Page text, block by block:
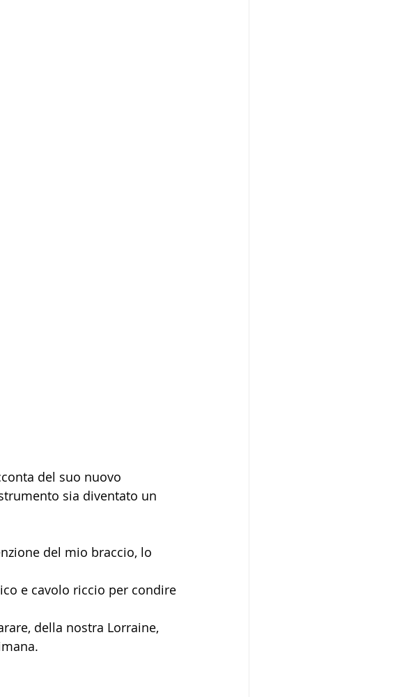
del suo nuovo
sia diventato un
del mio braccio, lo
e cavolo riccio per condire
della nostra Lorraine,